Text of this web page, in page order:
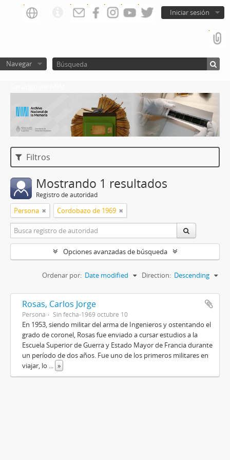
Iniciar sesión
Navegar
Filtros
Mostrando 1 resultados
Registro de autoridad
Persona Cordobazo de 1969
Opciones avanzadas de búsqueda
Ordenar por: Date modified Direction: Descending
Rosas, Carlos Jorge
Persona Sin fecha-1969 octubre 10
En 1953, siendo militar del arma de Ingenieros y ostentando el
grado de coronel, Rosas fue enviado a cursar estudios a la
Escuela Superior de Guerra y Estado Mayor de Francia durante
un período de dos años. Fue uno de los primeros militares en
viajar, lo ... »